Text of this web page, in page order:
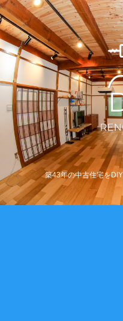
築43年の中古住宅を